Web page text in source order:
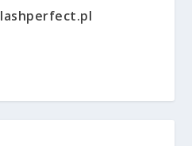
lashperfect.pl